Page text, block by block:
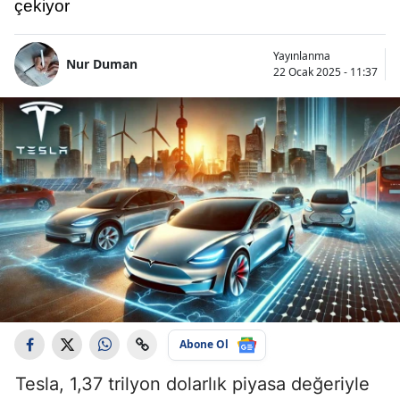
çekiyor
Nur Duman
Yayınlanma
22 Ocak 2025 - 11:37
Abone Ol
Tesla, 1,37 trilyon dolarlık piyasa değeriyle